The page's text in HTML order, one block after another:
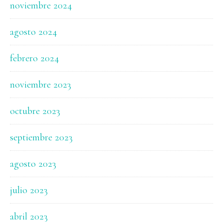
noviembre 2024
agosto 2024
febrero 2024
noviembre 2023
octubre 2023
septiembre 2023
agosto 2023
julio 2023
abril 2023